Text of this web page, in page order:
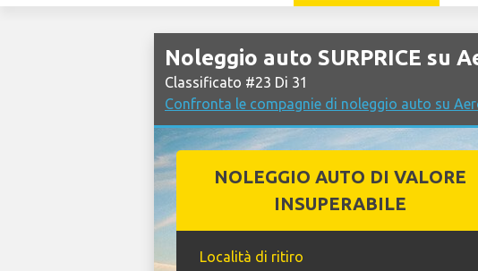
Noleggio auto SURPRICE su
Classificato #23 Di 31
Confronta le compagnie di noleggio auto su
NOLEGGIO AUTO DI VALORE
INSUPERABILE
Località di ritiro